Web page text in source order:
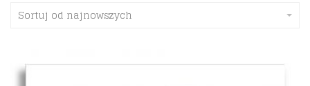
Sortuj od najnowszych